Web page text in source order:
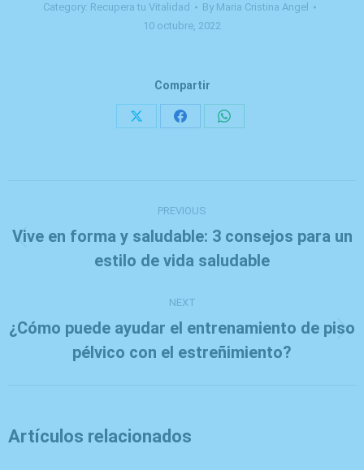
Category: Recupera tu Vitalidad By Maria Cristina Angel
10 octubre, 2022
Compartir
Share
Share
Share
PREVIOUS
Previous
post:
Vive en forma y saludable: 3 consejos para un
estilo de vida saludable
NEXT
Next
post:
¿Cómo puede ayudar el entrenamiento de piso
pélvico con el estreñimiento?
Artículos relacionados